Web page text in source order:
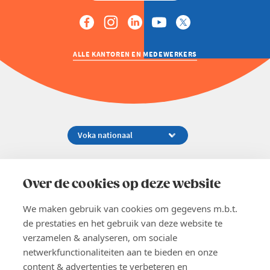
Over de cookies op deze website
We maken gebruik van cookies om gegevens m.b.t.
de prestaties en het gebruik van deze website te
verzamelen & analyseren, om sociale
netwerkfunctionaliteiten aan te bieden en onze
content & advertenties te verbeteren en
ALLE KANTOREN EN MEDEWERKERS
02 229 81 11